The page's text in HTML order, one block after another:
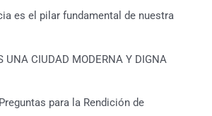
es el pilar fundamental de nuestra
UNA CIUDAD MODERNA Y DIGNA
para la Rendición de